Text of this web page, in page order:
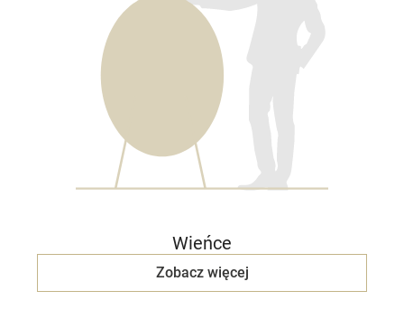
Wieńce
Zobacz więcej